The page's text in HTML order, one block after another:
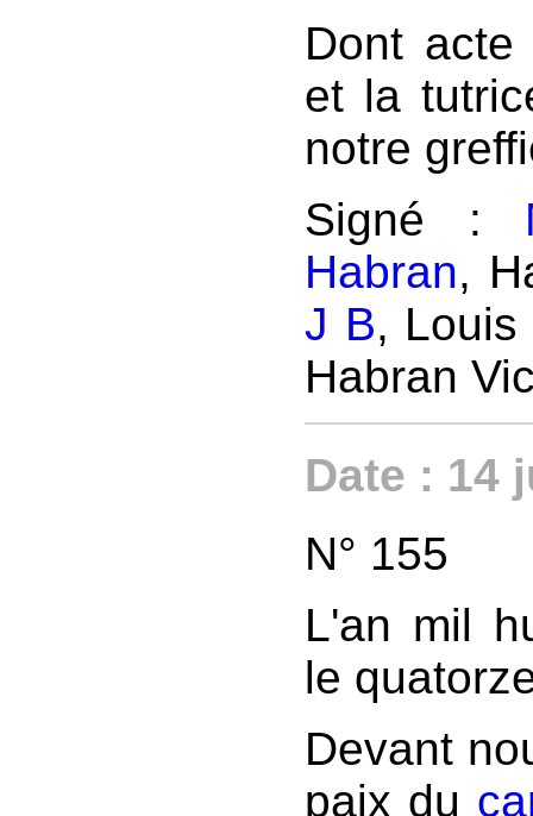
Dont
et la
notre
Signé :
Habran,
J B,
Habran
Date : 14
N° 155
L'an mil
le
Devant
paix du